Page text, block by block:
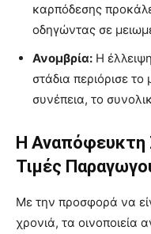
καρπόδεσης
οδηγώντας σε
Ανομβρία: Η
στάδια περιόρισε
συνέπεια, το
Η Αναπόφευκτη
Τιμές
Με την προσφορά να
χρονιά, τα οινοποιεία